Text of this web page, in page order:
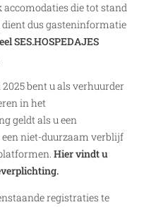
accomodaties die tot stand
dus gasteninformatie
SES.HOSPEDAJES
2025 bent u als verhuurder
in het
geldt als u een
niet-duurzaam verblijf
Hier vindt u
registraties te